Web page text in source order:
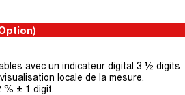
avec un indicateur digital 3 ½ digits
locale de la mesure.
% ± 1 digit.